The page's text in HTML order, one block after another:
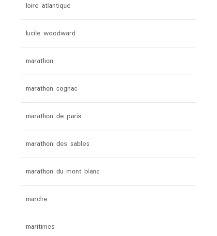
loire atlantique
lucile woodward
marathon
marathon cognac
marathon de paris
marathon des sables
marathon du mont blanc
marche
maritimes